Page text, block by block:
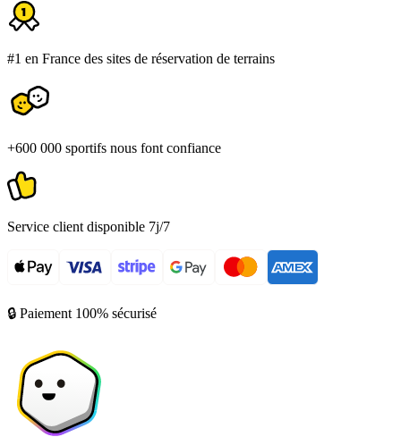
#1 en France des sites de réservation de terrains
+600 000 sportifs nous font confiance
Service client disponible 7j/7
🔒 Paiement 100% sécurisé